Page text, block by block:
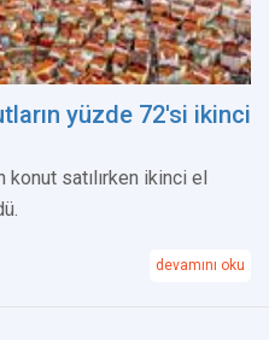
yüzde 72'si ikinci
satılırken ikinci el
devamını oku